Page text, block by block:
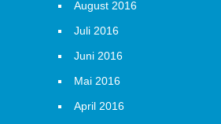
August 2016
Juli 2016
Juni 2016
Mai 2016
April 2016